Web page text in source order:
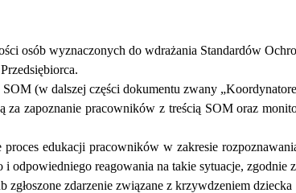
ści osób wyznaczonych do wdrażania Standardów
ębiorca.
SOM (w dalszej części dokumentu zwany „
ąza zapoznanie pracowników z treścią SOM oraz
edukacji pracowników w zakresie
i odpowiedniego reagowania na takie sytuacje, zgodnie
zgłoszone zdarzenie związane z krzywdzeniem